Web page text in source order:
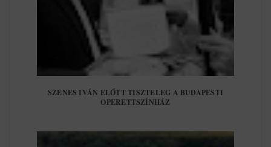
SZENES IVÁN ELŐTT TISZTELEG A BUDAPESTI
OPERETTSZÍNHÁZ